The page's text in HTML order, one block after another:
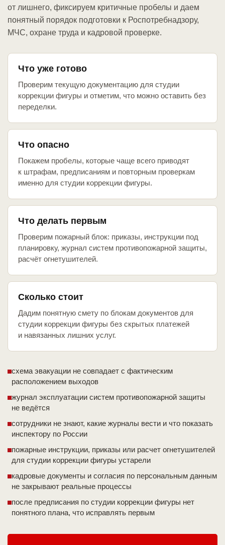
от лишнего, фиксируем критичные пробелы и даем
понятный порядок подготовки к Роспотребнадзору,
МЧС, охране труда и кадровой проверке.
Что уже готово
Проверим текущую документацию для студии
коррекции фигуры и отметим, что можно оставить без
переделки.
Что опасно
Покажем пробелы, которые чаще всего приводят
к штрафам, предписаниям и повторным проверкам
именно для студии коррекции фигуры.
Что делать первым
Проверим пожарный блок: приказы, инструкции под
планировку, журнал систем противопожарной защиты,
расчёт огнетушителей.
Сколько стоит
Дадим понятную смету по блокам документов для
студии коррекции фигуры без скрытых платежей
и навязанных лишних услуг.
схема эвакуации не совпадает с фактическим
расположением выходов
журнал эксплуатации систем противопожарной защиты
не ведётся
сотрудники не знают, какие журналы вести и что показать
инспектору по России
пожарные инструкции, приказы или расчет огнетушителей
для студии коррекции фигуры устарели
кадровые документы и согласия по персональным данным
не закрывают реальные процессы
после предписания по студии коррекции фигуры нет
понятного плана, что исправлять первым